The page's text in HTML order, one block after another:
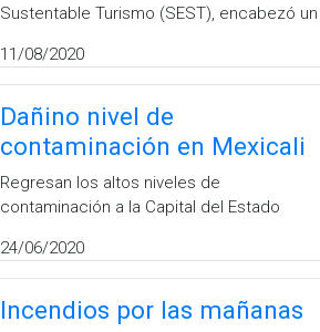
Sustentable Turismo (SEST), encabezó un
11/08/2020
Dañino nivel de
contaminación en Mexicali
Regresan los altos niveles de
contaminación a la Capital del Estado
24/06/2020
Incendios por las mañanas